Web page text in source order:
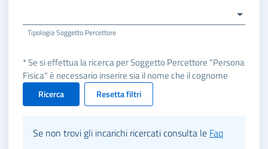
Tipologia Soggetto Percettore
* Se si effettua la ricerca per Soggetto Percettore "Persona
Fisica" è necessario inserire sia il nome che il cognome
Ricerca Resetta filtri
Se non trovi gli incarichi ricercati consulta le Faq